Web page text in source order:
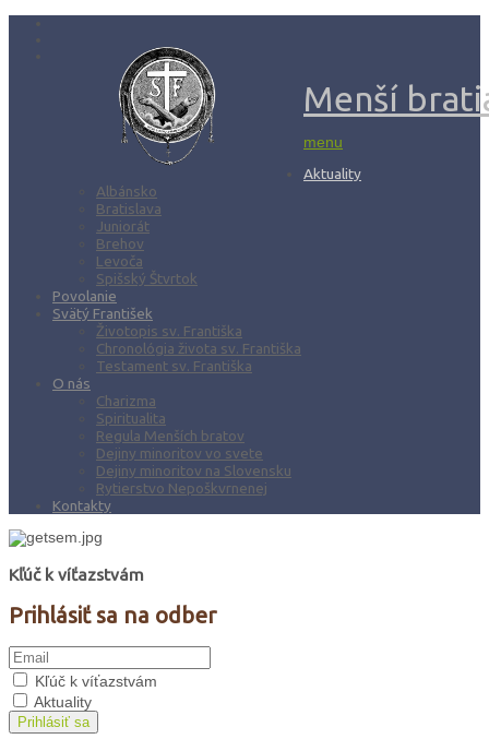
Menší
menu
Aktuality
Albánsko
Bratislava
Juniorát
Brehov
Levoča
Spišský Štvrtok
Povolanie
Svätý František
Životopis sv. Františka
Chronológia života sv. Františka
Testament sv. Františka
O nás
Charizma
Spiritualita
Regula Menších bratov
Dejiny minoritov vo svete
Dejiny minoritov na Slovensku
Rytierstvo Nepoškvrnenej
Kontakty
Kľúč k víťazstvám
Prihlásiť sa na odber
Kľúč k víťazstvám
Aktuality
Prihlásiť sa